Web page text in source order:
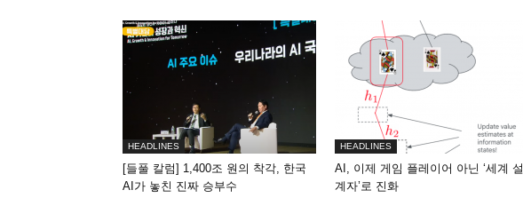
HEADLINES
[들풀 칼럼] 1,400조 원의 착각, 한국
AI가 놓친 진짜 승부수
HEADLINES
AI, 이제 게임 플레이어 아닌 ‘세계 설
계자’로 진화